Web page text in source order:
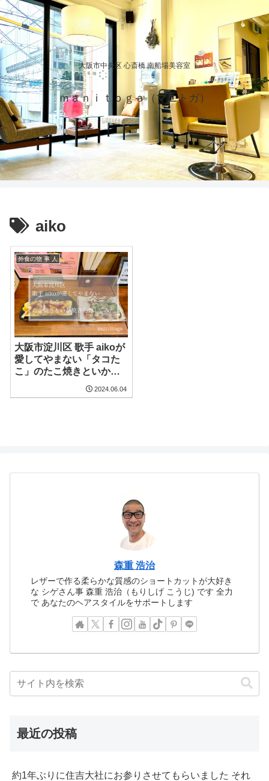
大阪市中央区 心斎橋 南船場美容室
ｍａｎｉｔｏｇａ（マニトガ）
aiko
外食の物 事 人
大阪市淀川区 歌手 aikoが
愛してやまない「タコた
こ」のたこ焼きといか焼
2024.06.04
森重 浩治
レザーで作る柔らかな質感のショートカットが大好き
な シゲさん事 森重 浩治（もりしげ こうじ) です 全力
で あなたのヘアスタイルをサポートします
最近の投稿
約1年ぶりに住吉大社にお参りさせてもらいました それ